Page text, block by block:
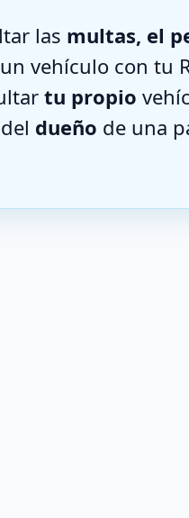
las multas, el
vehículo con tu
tu propio
dueño de una